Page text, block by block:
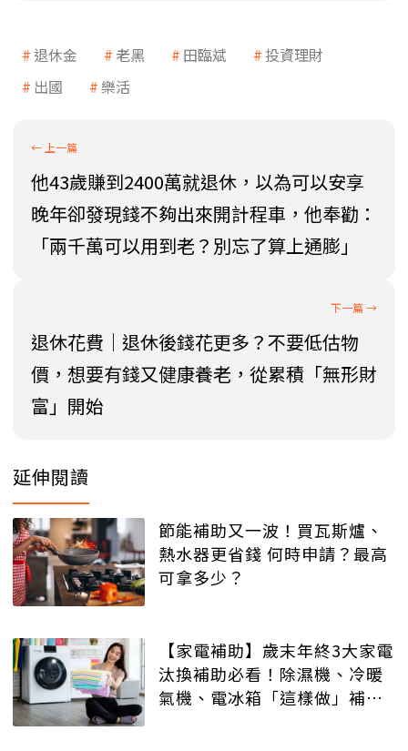
退休金 老黑 田臨斌
投資理財
出國
樂活
他43歲賺到2400萬就退休，以為可以安享
晚年卻發現錢不夠出來開計程車，他奉勸：
「兩千萬可以用到老？別忘了算上通膨」
退休花費｜退休後錢花更多？不要低估物
價，想要有錢又健康養老，從累積「無形財
富」開始
延伸閱讀
節能補助又一波！買瓦斯爐、
熱水器更省錢 何時申請？最高
可拿多少？
【家電補助】歲末年終3大家電
汰換補助必看！除濕機、冷暖
氣機、電冰箱「這樣做」補助